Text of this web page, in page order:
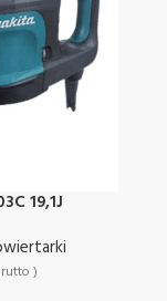
19,1J
)